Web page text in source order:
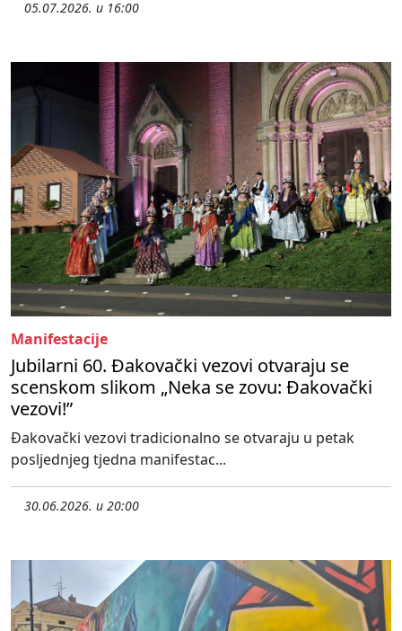
05.07.2026. u 16:00
Manifestacije
Jubilarni 60. Đakovački vezovi otvaraju se
scenskom slikom „Neka se zovu: Đakovački
vezovi!”
Đakovački vezovi tradicionalno se otvaraju u petak
posljednjeg tjedna manifestac...
30.06.2026. u 20:00